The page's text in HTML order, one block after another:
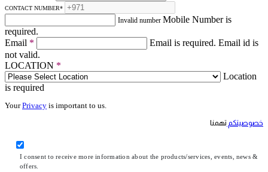
CONTACT NUMBER*
Invalid number Mobile Number is
required.
Email * Email is required. Email id is
not valid.
LOCATION *
Location
is required
YourPrivacy is important to us.
خصوصيتكم تهمنا
I consent to receive more information about the products/services, events, news &
offers.